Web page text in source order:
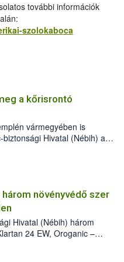
további információk
szolokaboca
a kőrisrontó
vármegyében is
Hivatal (Nébih) a
planipennis) jelenlétét. A
meg, de már fertőzött
a szlovák
megállítása érdekében.
növényvédő szer
Hivatal (Nébih) három
24 EW, Oroganic –
a szüretet követően,
stádiumáig